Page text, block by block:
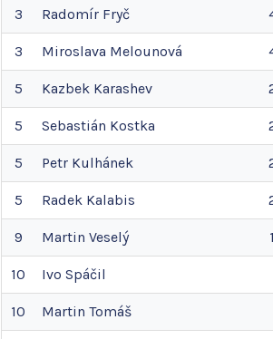
3 Radomír Fryč
3 Miroslava Melounová
5 Kazbek Karashev
5 Sebastián Kostka
5 Petr Kulhánek
5 Radek Kalabis
9 Martin Veselý
10 Ivo Spáčil
10 Martin Tomáš